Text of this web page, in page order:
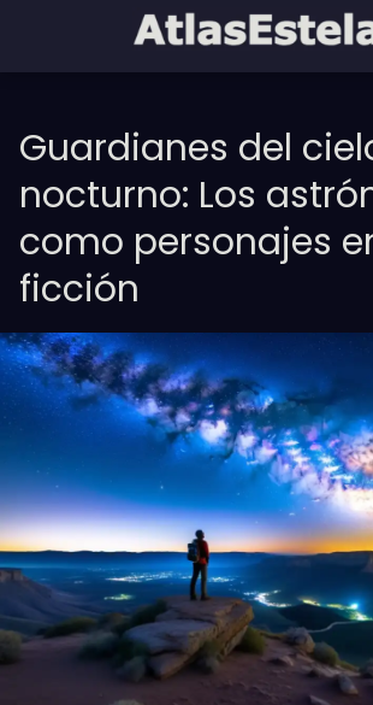
Guardianes del
nocturno: Los
como personajes
ficción